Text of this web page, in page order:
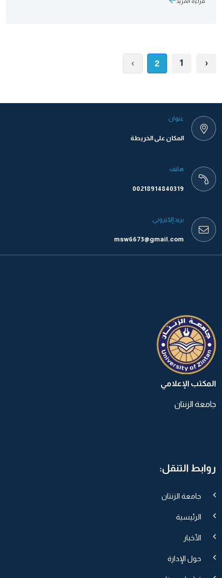
‹
1
2
›
عنوان:
المكان على الخريطة
هاتف:
00218914840319
بريد إلكتروني:
msw6673@gmail.com
المكتب الإعلامي
جامعة الزنتان
روابط التنقل:
جامعة الزنتان
الرئيسية
الأخبار
حول الإدارة